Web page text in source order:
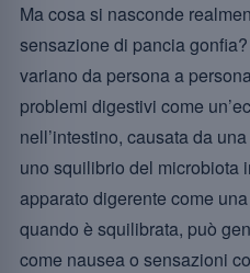
Ma cosa si nasconde
sensazione di pancia
variano da persona a
problemi digestivi come
nell’intestino, causata da
uno squilibrio del microbiota
apparato digerente come
quando è squilibrata, può
come nausea o sensazioni